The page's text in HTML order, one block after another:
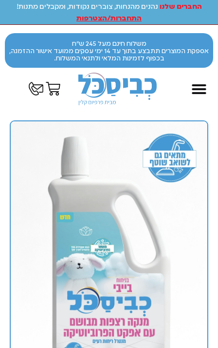
החברים שלנו נהנים מהנחות, צוברים נקודות, ומקבלים מתנות!
התחברות/הצטרפות
משלוח חינם מעל 245 ש"ח
אספקת המוצרים תתבצע בתוך עד 14 ימי עסקים ממועד אישור ההזמנה,
בכפוף לזמינות המלאי ולתנאי המשלוח.